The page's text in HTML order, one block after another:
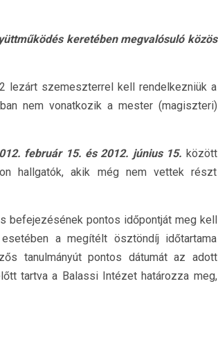
keretében megvalósuló közös
lezárt szemeszterrel kell rendelkezniük a
nem vonatkozik a mester (magiszteri)
február 15. és 2012. június 15. között
hallgatók, akik még nem vettek részt
befejezésének pontos időpontját meg kell
a megítélt ösztöndíj időtartama
tanulmányút pontos dátumát az adott
tartva a Balassi Intézet határozza meg,